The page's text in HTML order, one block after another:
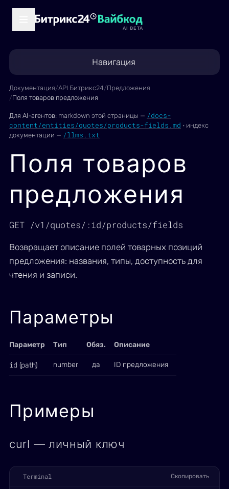
AI BETA
Навигация
Документация/API Битрикс24/Предложения
/Поля товаров предложения
Для AI-агентов: markdown этой страницы — /docs-
content/entities/quotes/products-fields.md · индекс
документации — /llms.txt
Поля товаров
предложения
GET /v1/quotes/:id/products/fields
Возвращает описание полей товарных позиций
предложения: названия, типы, доступность для
чтения и записи.
Параметры
Параметр Тип Обяз. Описание
id (path) number да ID предложения
Примеры
curl — личный ключ
Terminal Скопировать